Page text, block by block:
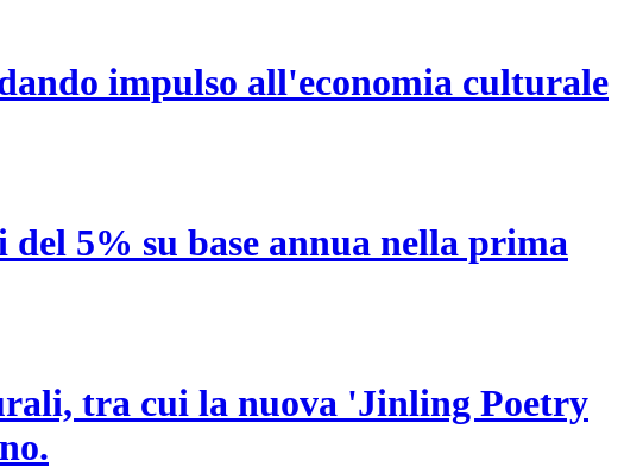
impulso all'economia culturale
5% su base annua nella prima
tra cui la nuova 'Jinling Poetry